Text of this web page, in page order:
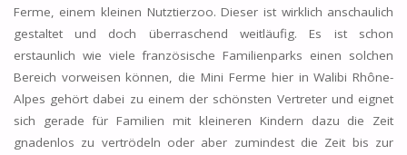
Ferme, einem kleinen Nutztierzoo. Dieser ist wirklich anschaulich
gestaltet und doch überraschend weitläufig. Es ist schon
erstaunlich wie viele französische Familienparks einen solchen
Bereich vorweisen können, die Mini Ferme hier in Walibi Rhône-
Alpes gehört dabei zu einem der schönsten Vertreter und eignet
sich gerade für Familien mit kleineren Kindern dazu die Zeit
gnadenlos zu vertrödeln oder aber zumindest die Zeit bis zur